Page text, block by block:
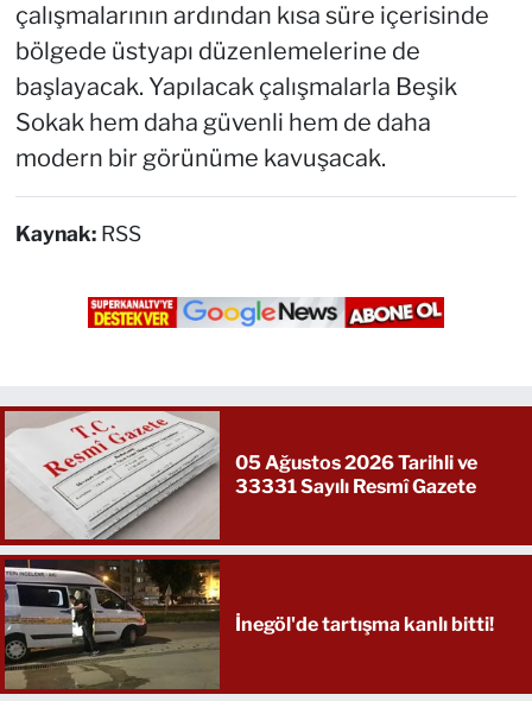
çalışmalarının ardından kısa süre içerisinde
bölgede üstyapı düzenlemelerine de
başlayacak. Yapılacak çalışmalarla Beşik
Sokak hem daha güvenli hem de daha
modern bir görünüme kavuşacak.
Kaynak: RSS
05 Ağustos 2026 Tarihli ve
33331 Sayılı Resmî Gazete
İnegöl'de tartışma kanlı bitti!